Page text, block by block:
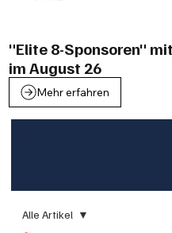
"Elite 8-Sponsoren"
im August 26
Mehr erfahren
Alle Artikel